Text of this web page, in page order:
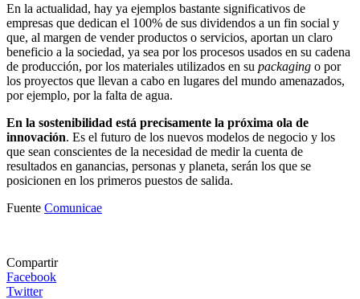
En la actualidad, hay ya ejemplos bastante significativos de
empresas que dedican el 100% de sus dividendos a un fin social y
que, al margen de vender productos o servicios, aportan un claro
beneficio a la sociedad, ya sea por los procesos usados en su cadena
de producción, por los materiales utilizados en su packaging o por
los proyectos que llevan a cabo en lugares del mundo amenazados,
por ejemplo, por la falta de agua.
En la sostenibilidad está precisamente la próxima ola de
innovación. Es el futuro de los nuevos modelos de negocio y los
que sean conscientes de la necesidad de medir la cuenta de
resultados en ganancias, personas y planeta, serán los que se
posicionen en los primeros puestos de salida.
Fuente Comunicae
Compartir
Facebook
Twitter